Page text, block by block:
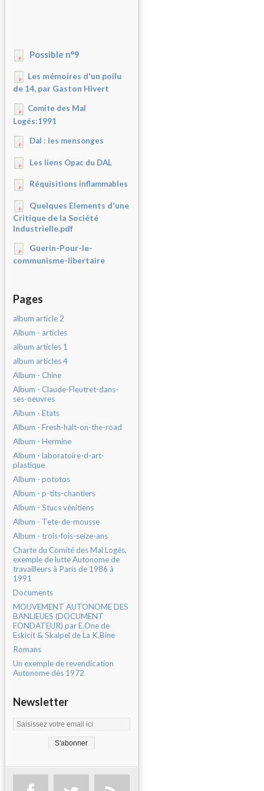
Possible n°9
Les mémoires d'un poilu
de 14, par Gaston Hivert
Comite des Mal
Logés:1991
Dal : les mensonges
Les liens Opac du DAL
Réquisitions inflammables
Quelques Elements d'une
Critique de la Société
Industrielle.pdf
Guerin-Pour-le-
communisme-libertaire
Pages
album article 2
Album - articles
album articles 1
album articles 4
Album - Chine
Album - Claude-Fleutret-dans-
ses-oeuvres
Album - Etats
Album - Fresh-halt-on-the-road
Album - Hermine
Album - laboratoire-d-art-
plastique
Album - pototos
Album - p-tits-chantiers
Album - Stucs vénitiens
Album - Tete-de-mousse
Album - trois-fois-seize-ans
Charte du Comité des Mal Logés,
exemple de lutte Autonome de
travailleurs à Paris de 1986 à
1991
Documents
MOUVEMENT AUTONOME DES
BANLIEUES (DOCUMENT
FONDATEUR) par E.One de
Eskicit & Skalpel de La K.Bine
Romans
Un exemple de revendication
Autonome dès 1972
Newsletter